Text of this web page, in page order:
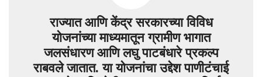
राज्यात आणि केंद्र सरकारच्या विविध
योजनांच्या माध्यमातून ग्रामीण भागात
जलसंधारण आणि लघु पाटबंधारे प्रकल्प
राबवले जातात. या योजनांचा उद्देश पाणीटंचाई